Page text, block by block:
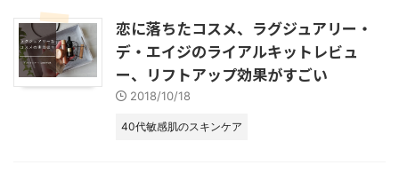
恋に落ちたコスメ、ラグジュアリー・
デ・エイジのライアルキットレビュ
ー、リフトアップ効果がすごい
2018/10/18
40代敏感肌のスキンケア